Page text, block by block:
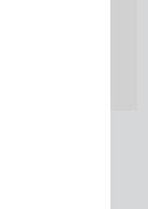
der B